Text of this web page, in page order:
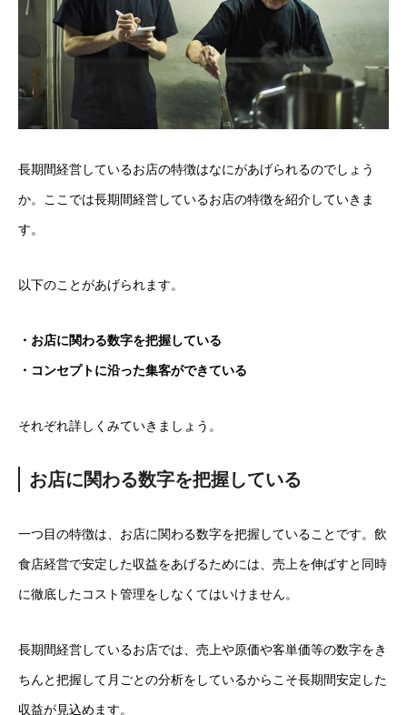
長期間経営しているお店の特徴はなにがあげられるのでしょう
か。ここでは長期間経営しているお店の特徴を紹介していきま
す。
以下のことがあげられます。
・お店に関わる数字を把握している
・コンセプトに沿った集客ができている
それぞれ詳しくみていきましょう。
お店に関わる数字を把握している
一つ目の特徴は、お店に関わる数字を把握していることです。飲
食店経営で安定した収益をあげるためには、売上を伸ばすと同時
に徹底したコスト管理をしなくてはいけません。
長期間経営しているお店では、売上や原価や客単価等の数字をき
ちんと把握して月ごとの分析をしているからこそ長期間安定した
収益が見込めます。